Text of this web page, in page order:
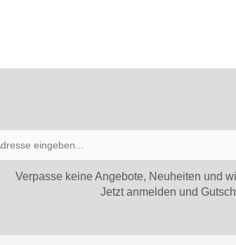
Verpasse keine Angebote, Neuheiten und
Jetzt anmelden und